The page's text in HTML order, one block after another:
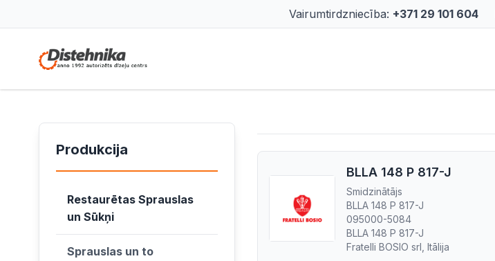
Vairumtirdzniecība: +371 29 101 604
Produkcija
Restaurētas Sprauslas
un Sūkņi
Sprauslas un to
BLLA 148 P 817-J
Smidzinātājs
BLLA 148 P 817-J
095000-5084
BLLA 148 P 817-J
Fratelli BOSIO srl, Itālija